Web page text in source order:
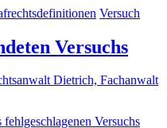
Versuch
Versuchs
Dietrich, Fachanwalt
Versuchs